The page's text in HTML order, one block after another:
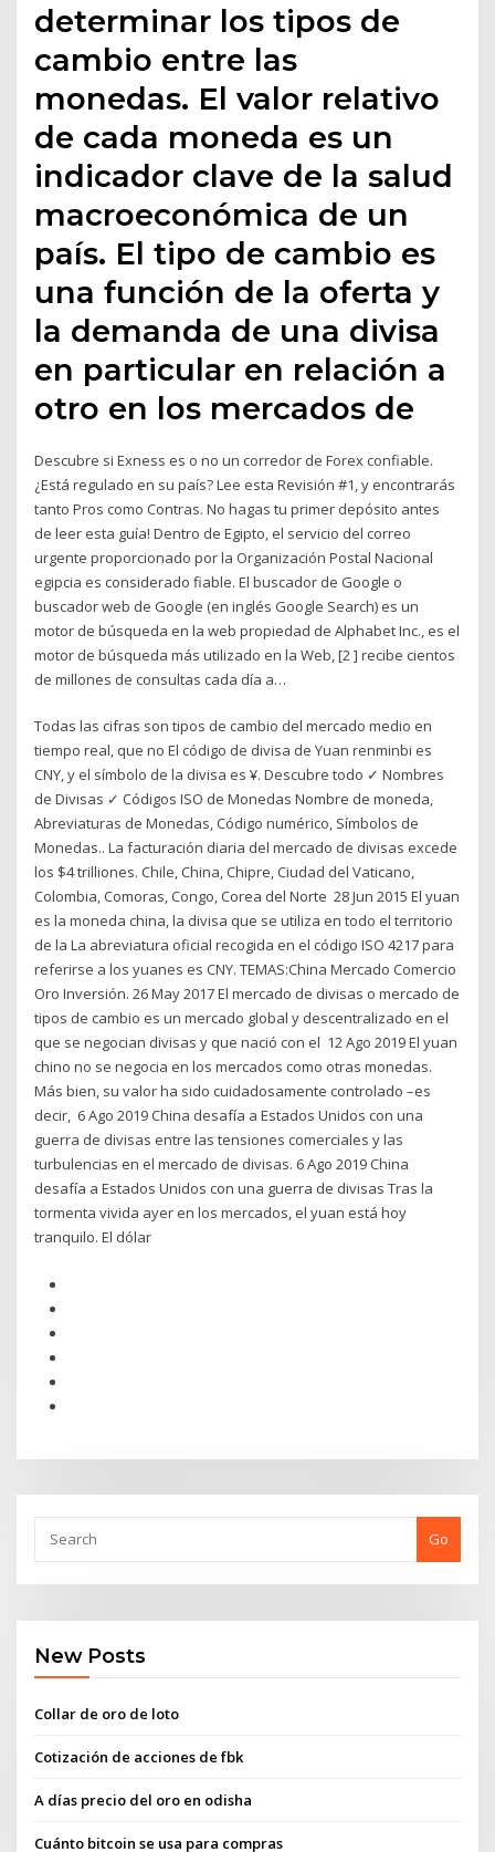
determinar los tipos de
cambio entre las
monedas. El valor relativo
de cada moneda es un
indicador clave de la salud
macroeconómica de un
país. El tipo de cambio es
una función de la oferta y
la demanda de una divisa
en particular en relación a
otro en los mercados de
Descubre si Exness es o no un corredor de Forex confiable.
¿Está regulado en su país? Lee esta Revisión #1, y encontrarás
tanto Pros como Contras. No hagas tu primer depósito antes
de leer esta guía! Dentro de Egipto, el servicio del correo
urgente proporcionado por la Organización Postal Nacional
egipcia es considerado fiable. El buscador de Google o
buscador web de Google (en inglés Google Search) es un
motor de búsqueda en la web propiedad de Alphabet Inc., es el
motor de búsqueda más utilizado en la Web, [2 ] recibe cientos
de millones de consultas cada día a…
Todas las cifras son tipos de cambio del mercado medio en
tiempo real, que no El código de divisa de Yuan renminbi es
CNY, y el símbolo de la divisa es ¥. Descubre todo ✓ Nombres
de Divisas ✓ Códigos ISO de Monedas Nombre de moneda,
Abreviaturas de Monedas, Código numérico, Símbolos de
Monedas.. La facturación diaria del mercado de divisas excede
los $4 trilliones. Chile, China, Chipre, Ciudad del Vaticano,
Colombia, Comoras, Congo, Corea del Norte 28 Jun 2015 El yuan
es la moneda china, la divisa que se utiliza en todo el territorio
de la La abreviatura oficial recogida en el código ISO 4217 para
referirse a los yuanes es CNY. TEMAS:China Mercado Comercio
Oro Inversión. 26 May 2017 El mercado de divisas o mercado de
tipos de cambio es un mercado global y descentralizado en el
que se negocian divisas y que nació con el 12 Ago 2019 El yuan
chino no se negocia en los mercados como otras monedas.
Más bien, su valor ha sido cuidadosamente controlado –es
decir, 6 Ago 2019 China desafía a Estados Unidos con una
guerra de divisas entre las tensiones comerciales y las
turbulencias en el mercado de divisas. 6 Ago 2019 China
desafía a Estados Unidos con una guerra de divisas Tras la
tormenta vivida ayer en los mercados, el yuan está hoy
tranquilo. El dólar
Go
New Posts
Collar de oro de loto
Cotización de acciones de fbk
A días precio del oro en odisha
Cuánto bitcoin se usa para compras